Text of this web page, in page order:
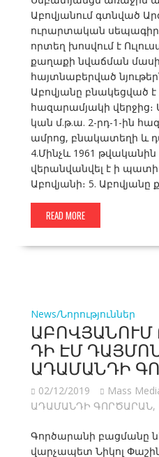
Աբովյանում գտնված
ուրարտական սեպագիր
որտեղ խոսվում է
քաղաքի նվաճման
հայտնաբերված
Աբովյանը բնակեցված է
հազարամյակի վերջից։
կան մ.թ.ա. 2-րդ-1-ին
ամրոց, բնակատեղի և
4.Մինչև 1961 թվականին
վերանվանվել է ի
Աբովյանի։ 5.
READ MORE
News/Նորություններ
ԱԲՈՎՅԱՆՈՒՄ
ԴԻ ԷՄ
ԱԴԱՄԱՆԴԻ
02/12/2019 Mass
ԱԴԱՄԱՆԴԻ ԳՈՐԾԱՐԱՆ,
Գործարանի բացմանը
վարչապետ Նիկոլ